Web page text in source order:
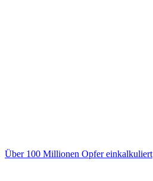
Über 100 Millionen Opfer einkalkuliert